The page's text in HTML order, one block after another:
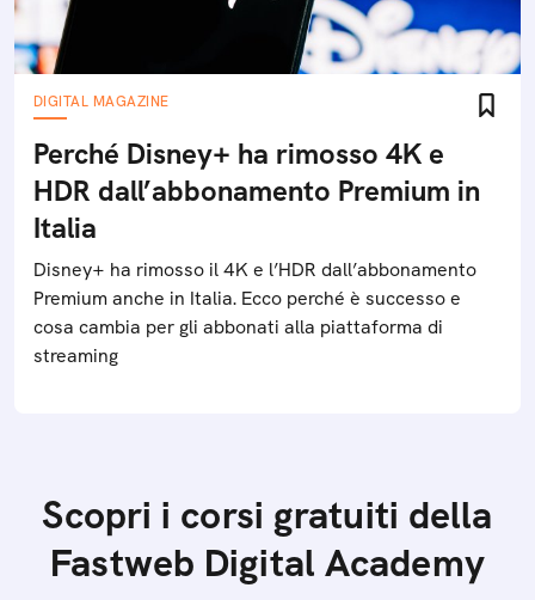
DIGITAL MAGAZINE
Perché Disney+ ha rimosso 4K e
HDR dall’abbonamento Premium in
Italia
Disney+ ha rimosso il 4K e l’HDR dall’abbonamento
Premium anche in Italia. Ecco perché è successo e
cosa cambia per gli abbonati alla piattaforma di
streaming
Scopri i corsi gratuiti della
Fastweb Digital Academy